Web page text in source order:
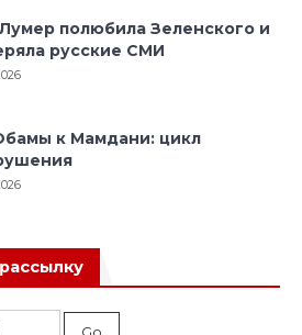
полюбила Зеленского и
русские СМИ
к Мамдани: цикл